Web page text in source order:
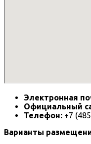
Электронная
Официальный
Телефон: +7
Варианты